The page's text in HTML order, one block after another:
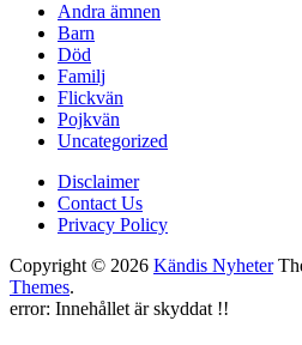
Andra ämnen
Barn
Död
Familj
Flickvän
Pojkvän
Uncategorized
Disclaimer
Contact Us
Privacy Policy
Copyright © 2026 Kändis Nyheter
Themes.
error: Innehållet är skyddat !!